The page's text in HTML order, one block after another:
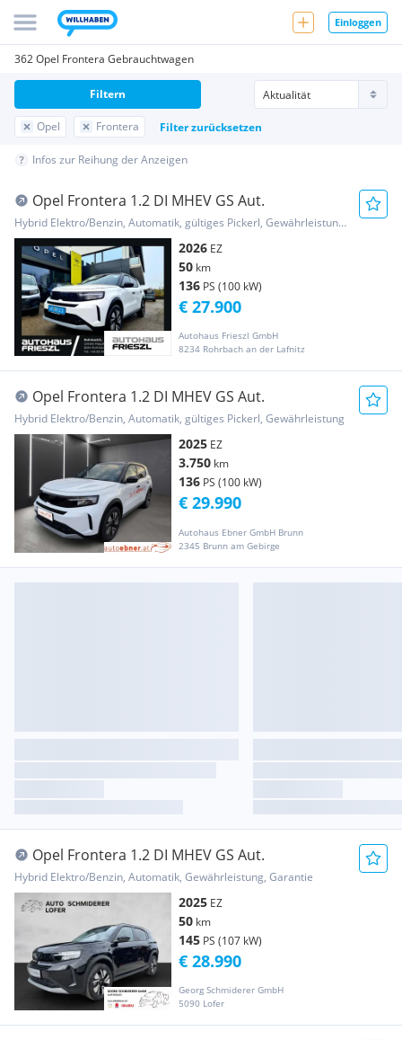
Einloggen
362 Opel Frontera Gebrauchtwagen
Opel Frontera Filter zurücksetzen
Filtern
Infos zur Reihung der Anzeigen
Opel Frontera 1.2 DI MHEV GS Aut.
Hybrid Elektro/Benzin, Automatik, gültiges Pickerl, Gewährleistung, Garantie
2026 EZ
50 km
136 PS (100 kW)
Autohaus Frieszl GmbH
8234 Rohrbach an der Lafnitz
€ 27.900
Opel Frontera 1.2 DI MHEV GS Aut.
Hybrid Elektro/Benzin, Automatik, gültiges Pickerl, Gewährleistung
2025 EZ
3.750 km
136 PS (100 kW)
Autohaus Ebner GmbH Brunn
2345 Brunn am Gebirge
€ 29.990
Opel Frontera 1.2 DI MHEV GS Aut.
Hybrid Elektro/Benzin, Automatik, Gewährleistung, Garantie
2025 EZ
50 km
145 PS (107 kW)
Georg Schmiderer GmbH
5090 Lofer
€ 28.990